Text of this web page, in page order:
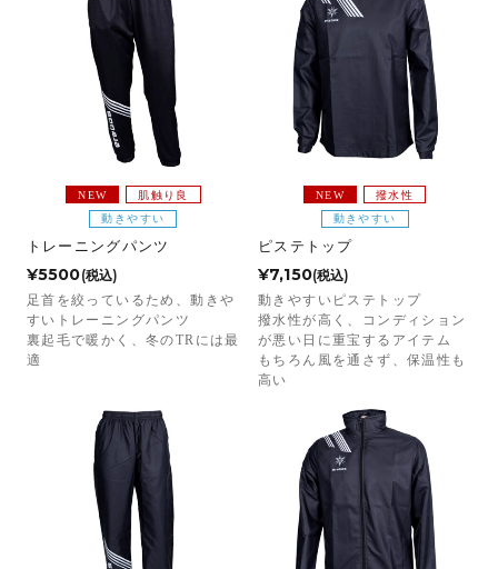
NEW
肌触り良
動きやすい
トレーニングパンツ
¥5500(税込)
足首を絞っているため、動きや
すいトレーニングパンツ
裏起毛で暖かく、冬のTRには最
適
NEW
撥水性
動きやすい
ピステトップ
¥7,150(税込)
動きやすいピステトップ
撥水性が高く、コンディション
が悪い日に重宝するアイテム
もちろん風を通さず、保温性も
高い